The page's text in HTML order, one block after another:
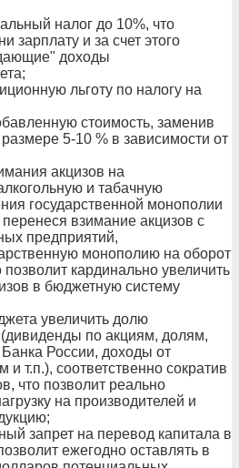
налог до 10%, что
зарплату и за счет этого
доходы
льготу по налогу на
стоимость, заменив
5-10 % в зависимости от
акцизов на
и табачную
государственной монополии
взимание акцизов с
предприятий,
монополию на оборот
кардинально увеличить
в бюджетную систему
увеличить долю
по акциям, долям,
России, доходы от
т.п.), соответственно сократив
что позволит реально
на производителей и
запрет на перевод капитала в
ежегодно оставлять в